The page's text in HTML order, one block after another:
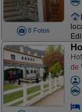
8 Fotos
de